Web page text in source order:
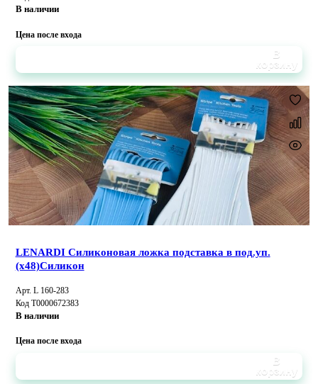
В наличии
Цена после входа
В
корзину
LENARDI Силиконовая ложка подставка в под.уп.
(х48)Силикон
Арт. L 160-283
Код Т0000672383
В наличии
Цена после входа
В
корзину